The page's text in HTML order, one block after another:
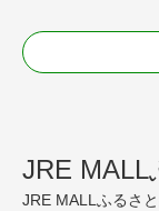
JRE
JRE MALLふるさ